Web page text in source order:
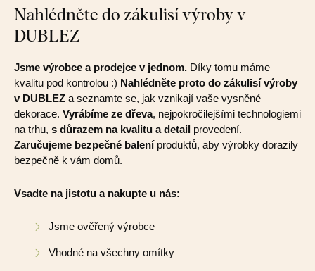
Nahlédněte do zákulisí výroby v
DUBLEZ
Jsme výrobce a prodejce v jednom. Díky tomu máme
kvalitu pod kontrolou :) Nahlédněte proto do zákulisí výroby
v DUBLEZ a seznamte se, jak vznikají vaše vysněné
dekorace. Vyrábíme ze dřeva, nejpokročilejšími technologiemi
na trhu, s důrazem na kvalitu a detail provedení.
Zaručujeme bezpečné baleníproduktů, aby výrobky dorazily
bezpečně k vám domů.
Vsadte na jistotu a nakupte u nás:
Jsme ověřený výrobce
Vhodné na všechny omítky